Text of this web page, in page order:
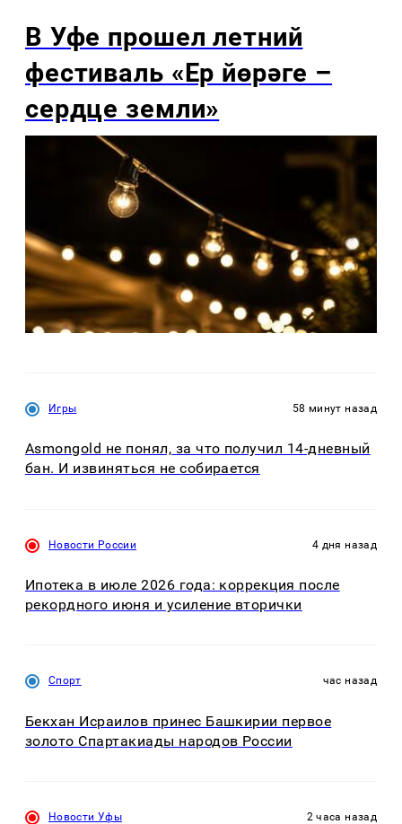
В Уфе прошел летний
фестиваль «Ер йөрәге –
сердце земли»
Игры 58 минут назад
Asmongold не понял, за что получил 14-дневный
бан. И извиняться не собирается
Новости России 4 дня назад
Ипотека в июле 2026 года: коррекция после
рекордного июня и усиление вторички
Спорт час назад
Бекхан Исраилов принес Башкирии первое
золото Спартакиады народов России
Новости Уфы 2 часа назад